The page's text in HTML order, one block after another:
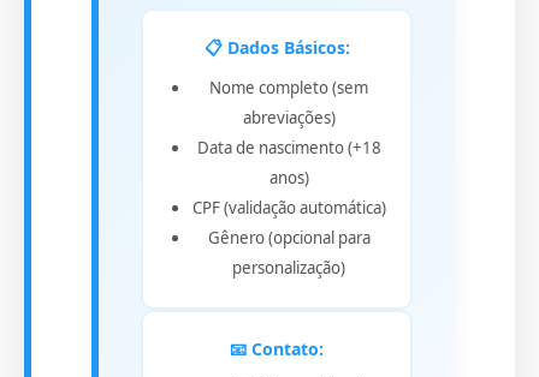
📋 Dados Básicos:
Nome completo (sem
abreviações)
Data de nascimento (+18
anos)
CPF (validação automática)
Gênero (opcional para
personalização)
📧 Contato: